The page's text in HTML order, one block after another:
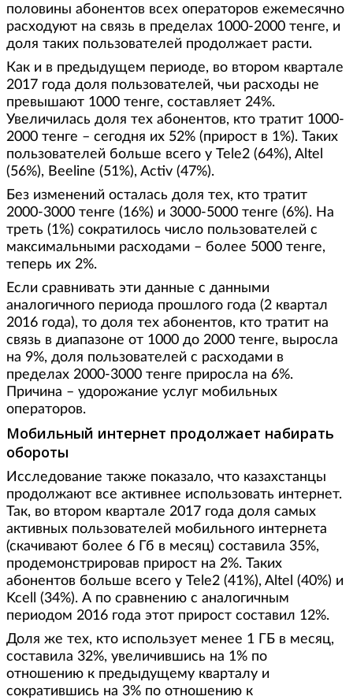
половины абонентов всех операторов ежемесячно
расходуют на связь в пределах 1000-2000 тенге, и
доля таких пользователей продолжает расти.
Как и в предыдущем периоде, во втором квартале
2017 года доля пользователей, чьи расходы не
превышают 1000 тенге, составляет 24%.
Увеличилась доля тех абонентов, кто тратит 1000-
2000 тенге – сегодня их 52% (прирост в 1%). Таких
пользователей больше всего у Tele2 (64%), Altel
(56%), Beeline (51%), Activ (47%).
Без изменений осталась доля тех, кто тратит
2000-3000 тенге (16%) и 3000-5000 тенге (6%). На
треть (1%) сократилось число пользователей с
максимальными расходами – более 5000 тенге,
теперь их 2%.
Если сравнивать эти данные с данными
аналогичного периода прошлого года (2 квартал
2016 года), то доля тех абонентов, кто тратит на
связь в диапазоне от 1000 до 2000 тенге, выросла
на 9%, доля пользователей с расходами в
пределах 2000-3000 тенге приросла на 6%.
Причина – удорожание услуг мобильных
операторов.
Мобильный интернет продолжает набирать
обороты
Исследование также показало, что казахстанцы
продолжают все активнее использовать интернет.
Так, во втором квартале 2017 года доля самых
активных пользователей мобильного интернета
(скачивают более 6 Гб в месяц) составила 35%,
продемонстрировав прирост на 2%. Таких
абонентов больше всего у Tele2 (41%), Altel (40%) и
Kcell (34%). А по сравнению с аналогичным
периодом 2016 года этот прирост составил 12%.
Доля же тех, кто использует менее 1 ГБ в месяц,
составила 32%, увеличившись на 1% по
отношению к предыдущему кварталу и
сократившись на 3% по отношению к